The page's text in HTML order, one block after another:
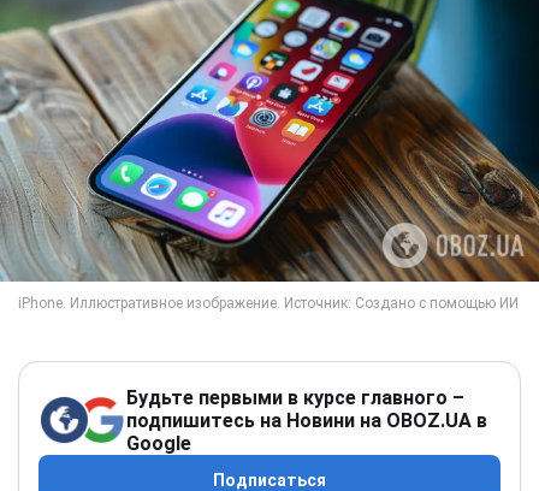
Будьте первыми в курсе главного –
подпишитесь на Новини на OBOZ.UA в
Google
Подписаться